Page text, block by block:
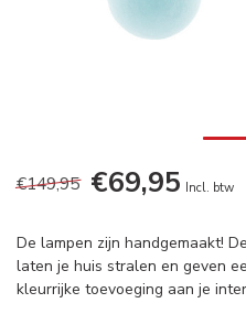
€149,95 €69,95 Incl. btw
De lampen zijn handgemaakt!
laten je huis stralen en geven
kleurrijke toevoeging aan je